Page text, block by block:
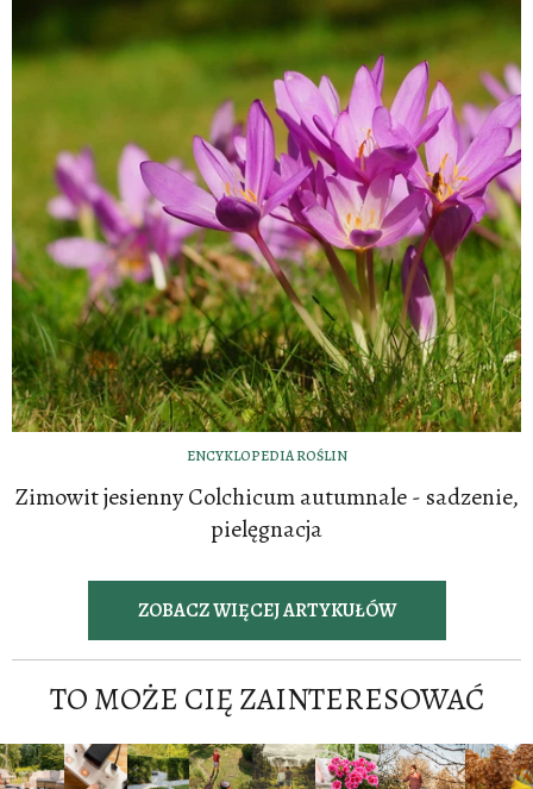
ENCYKLOPEDIA ROŚLIN
Zimowit jesienny Colchicum autumnale - sadzenie,
pielęgnacja
ZOBACZ WIĘCEJ ARTYKUŁÓW
TO MOŻE CIĘ ZAINTERESOWAĆ